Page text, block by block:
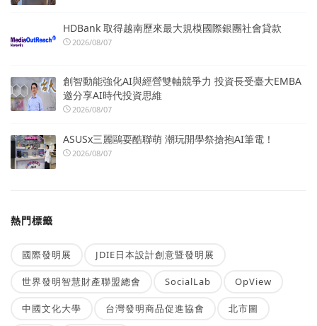
HDBank 取得越南歷來最大規模國際銀團社會貸款
2026/08/07
創智動能強化AI與經營雙軸競爭力 投資長受臺大EMBA
邀分享AI時代投資思維
2026/08/07
ASUSx三麗鷗耍酷聯萌 潮玩開學祭搶抱AI筆電！
2026/08/07
熱門標籤
國際發明展 JDIE日本設計創意暨發明展
世界發明智慧財產聯盟總會 SocialLab OpView
中國文化大學 台灣發明商品促進協會 北市圖